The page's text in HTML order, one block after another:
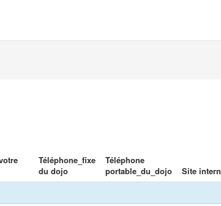
Téléphone_fixe
du dojo
Téléphone
portable_du_dojo
Site